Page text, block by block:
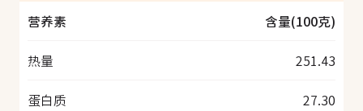
营养素
含量(100克)
热量 251.43
蛋白质 27.30